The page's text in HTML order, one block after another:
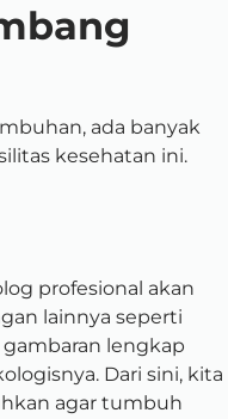
ada banyak
kesehatan ini.
profesional akan
lainnya seperti
gambaran lengkap
Dari sini, kita
agar tumbuh